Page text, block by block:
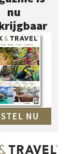
nu
NU